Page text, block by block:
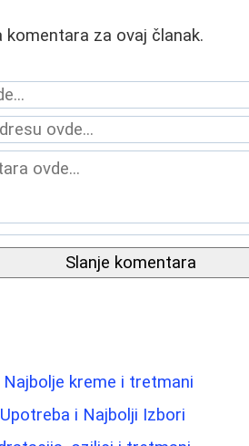
komentara za ovaj članak.
Slanje komentara
kreme i tretmani
i Najbolji Izbori